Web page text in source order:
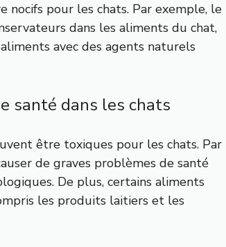
pour les chats. Par exemple, le
dans les aliments du chat,
avec des agents naturels
santé dans les chats
être toxiques pour les chats. Par
de graves problèmes de santé
De plus, certains aliments
les produits laitiers et les